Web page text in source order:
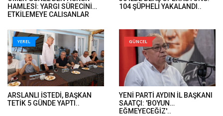
HAMLESİ: YARGI SÜRECİNİ
ETKİLEMEYE ÇALIŞANLAR
VERECEK..
104 ŞÜPHELİ YAKALANDI..
YEREL
ARSLANLI İSTEDİ, BAŞKAN
TETİK 5 GÜNDE YAPTI..
GÜNCEL
YENİ PARTİ AYDIN İL BAŞKANI
SAATÇI: 'BOYUN
EĞMEYECEĞİZ'..